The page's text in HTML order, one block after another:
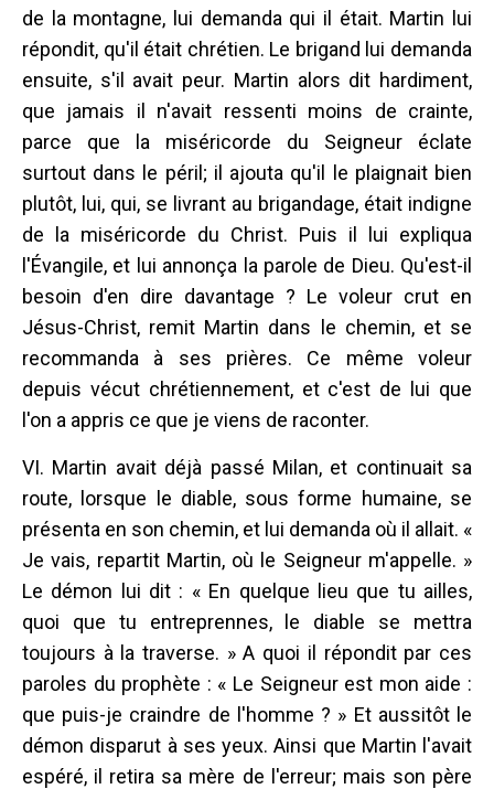
de la montagne, lui demanda qui il était. Martin lui
répondit, qu'il était chrétien. Le brigand lui demanda
ensuite, s'il avait peur. Martin alors dit hardiment,
que jamais il n'avait ressenti moins de crainte,
parce que la miséricorde du Seigneur éclate
surtout dans le péril; il ajouta qu'il le plaignait bien
plutôt, lui, qui, se livrant au brigandage, était indigne
de la miséricorde du Christ. Puis il lui expliqua
l'Évangile, et lui annonça la parole de Dieu. Qu'est-il
besoin d'en dire davantage ? Le voleur crut en
Jésus-Christ, remit Martin dans le chemin, et se
recommanda à ses prières. Ce même voleur
depuis vécut chrétiennement, et c'est de lui que
l'on a appris ce que je viens de raconter.
VI. Martin avait déjà passé Milan, et continuait sa
route, lorsque le diable, sous forme humaine, se
présenta en son chemin, et lui demanda où il allait. «
Je vais, repartit Martin, où le Seigneur m'appelle. »
Le démon lui dit : « En quelque lieu que tu ailles,
quoi que tu entreprennes, le diable se mettra
toujours à la traverse. » A quoi il répondit par ces
paroles du prophète : « Le Seigneur est mon aide :
que puis-je craindre de l'homme ? » Et aussitôt le
démon disparut à ses yeux. Ainsi que Martin l'avait
espéré, il retira sa mère de l'erreur; mais son père